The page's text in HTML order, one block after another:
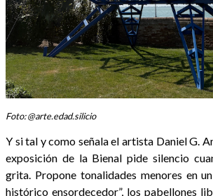
Foto: @arte.edad.silicio
Y si tal y como señala el artista Daniel G.
exposición de la Bienal pide silencio
grita. Propone tonalidades menores en
histórico ensordecedor”, los pabellones